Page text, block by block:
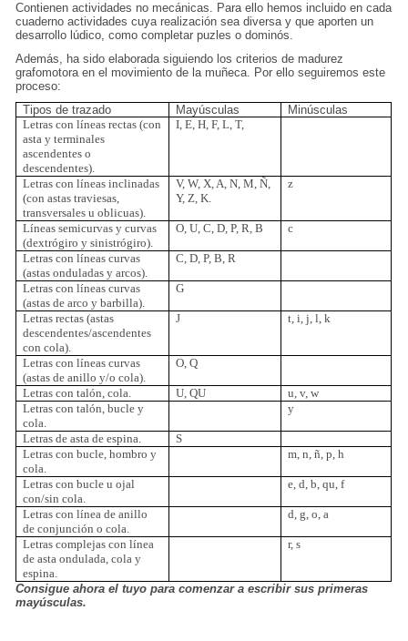
Contienen actividades no mecánicas. Para ello hemos incluido en cada
cuaderno actividades cuya realización sea diversa y que aporten un
desarrollo lúdico, como completar puzles o dominós.
Además, ha sido elaborada siguiendo los criterios de madurez
grafomotora en el movimiento de la muñeca. Por ello seguiremos este
proceso:
Tipos de trazado
Mayúsculas
Minúsculas
Letras con líneas rectas (con
asta y terminales
ascendentes o
descendentes).
I, E, H, F, L, T,
Letras con líneas inclinadas
(con astas traviesas,
transversales u oblicuas).
V, W, X, A, N, M, Ñ,
Y, Z, K.
z
Líneas semicurvas y curvas
(dextrógiro y sinistrógiro).
O, U, C, D, P, R, B c
Letras con líneas curvas
(astas onduladas y arcos).
C, D, P, B, R
Letras con líneas curvas
(astas de arco y barbilla).
G
Letras rectas (astas
descendentes/ascendentes
con cola).
J t, i, j, l, k
Letras con líneas curvas
(astas de anillo y/o cola).
O, Q
Letras con talón, cola. U, QU
u, v, w
Letras con talón, bucle y
cola.
y
Letras de asta de espina.
S
Letras con bucle, hombro y
cola.
m, n, ñ, p, h
Letras con bucle u ojal
con/sin cola.
e, d, b, qu, f
Letras con línea de anillo
de conjunción o cola.
d, g, o, a
Letras complejas con línea
de asta ondulada, cola y
espina.
r, s
Consigue ahora el tuyo para comenzar a escribir sus primeras
mayúsculas.